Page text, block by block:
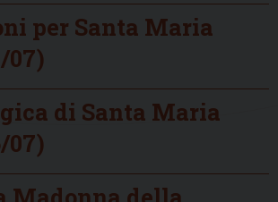
per Santa Maria
07)
di Santa Maria
07)